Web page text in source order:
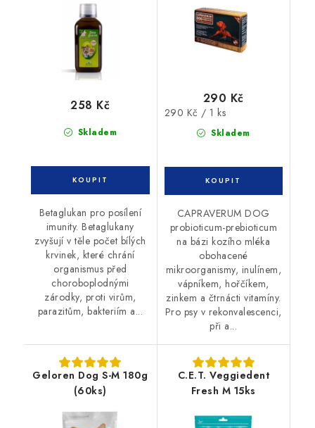
Skladem
258 Kč
Betaglukan pro posílení
imunity. Betaglukany
zvyšují v těle počet bílých
krvinek, které chrání
organismus před
choroboplodnými
zárodky, proti virům,
parazitům, bakteriím a...
Skladem
290 Kč
Měrná
290 Kč / 1 ks
CAPRAVERUM DOG
probioticum-prebioticum
na bázi kozího mléka
obohacené
mikroorganismy, inulínem,
vápníkem, hořčíkem,
zinkem a čtrnácti vitamíny.
Pro psy v rekonvalescenci,
při a...
Geloren Dog S-M 180g
(60ks)
C.E.T. Veggiedent
Fresh M 15ks